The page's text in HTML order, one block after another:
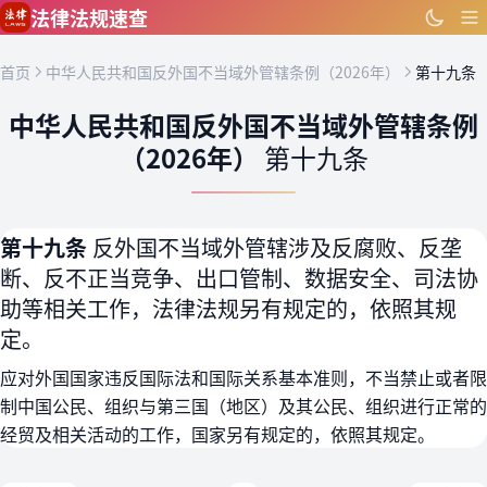
跳到主要内容
法律法规速查
首页 中华人民共和国反外国不当域外管辖条例（2026年） 第十九条
中华人民共和国反外国不当域外管辖条例
（2026年） 第十九条
第十九条 反外国不当域外管辖涉及反腐败、反垄
断、反不正当竞争、出口管制、数据安全、司法协
助等相关工作，法律法规另有规定的，依照其规
定。
应对外国国家违反国际法和国际关系基本准则，不当禁止或者限
制中国公民、组织与第三国（地区）及其公民、组织进行正常的
经贸及相关活动的工作，国家另有规定的，依照其规定。